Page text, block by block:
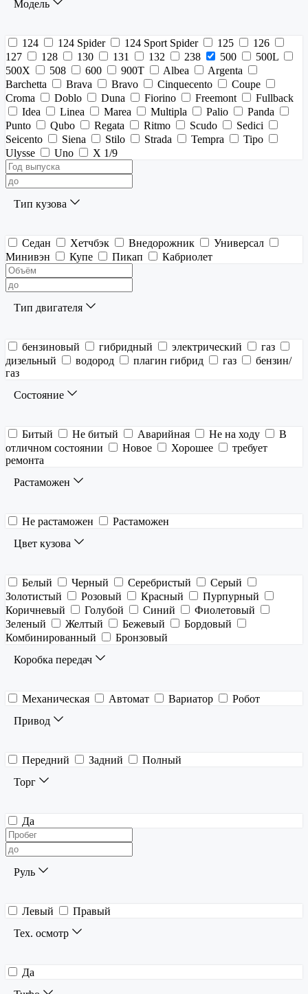
Модель
124 124 Spider 124 Sport Spider 125
126
127
128 130 131 132 238 500
500L
500X
508 600 900T Albea
Argenta
Barchetta
Brava Bravo Cinquecento
Coupe
Croma
Doblo Duna Fiorino Freemont
Fullback
Idea
Linea Marea Multipla Palio
Panda
Punto
Qubo Regata Ritmo Scudo
Sedici
Seicento
Siena Stilo Strada Tempra
Tipo
Ulysse
Uno X 1/9
Тип кузова
Седан Хетчбэк Внедорожник
Универсал
Минивэн
Купе Пикап Кабриолет
Тип двигателя
бензиновый гибридный электрический
газ
дизельный
водород плагин гибрид газ
бензин/
газ
Состояние
Битый Не битый Аварийная Не на ходу
В
отличном состоянии
Новое Хорошее
требует
ремонта
Растаможен
Не растаможен
Растаможен
Цвет кузова
Белый Черный Серебристый
Серый
Золотистый
Розовый Красный
Пурпурный
Коричневый
Голубой Синий
Фиолетовый
Зеленый
Желтый Бежевый
Бордовый
Комбинированный
Бронзовый
Коробка передач
Механическая Автомат Вариатор
Робот
Привод
Передний Задний
Полный
Торг
Да
Руль
Левый
Правый
Тех. осмотр
Да